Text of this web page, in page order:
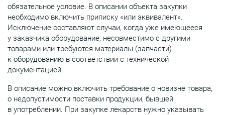
обязательное условие. В описании объекта закупки
необходимо включить приписку «или эквивалент».
Исключение составляют случаи, когда уже имеющееся
у заказчика оборудование, несовместимо с другими
товарами или требуются материалы (запчасти)
к оборудованию в соответствии с технической
документацией.
В описание можно включить требование о новизне товара,
о недопустимости поставки продукции, бывшей
в употреблении. При закупке лекарств нужно указывать